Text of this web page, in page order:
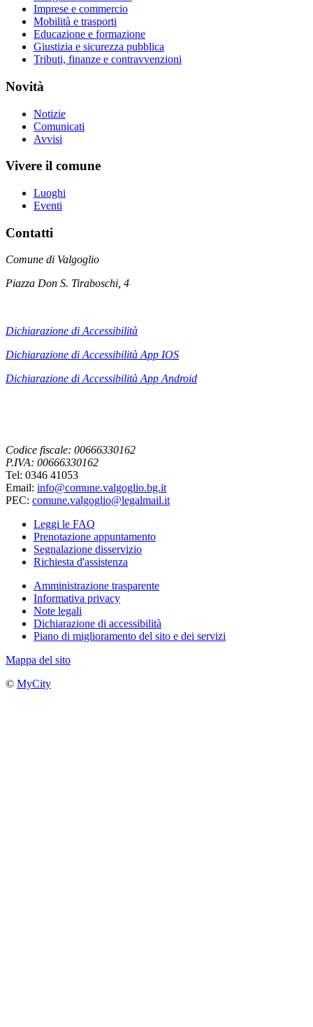
Imprese e commercio
Mobilità e trasporti
Educazione e formazione
Giustizia e sicurezza pubblica
Tributi, finanze e contravvenzioni
Novità
Notizie
Comunicati
Avvisi
Vivere il comune
Luoghi
Eventi
Contatti
Comune di Valgoglio
Piazza Don S. Tiraboschi, 4
Dichiarazione di Accessibilità
Dichiarazione di Accessibilità App IOS
Dichiarazione di Accessibilità AppAndroid
Codice fiscale: 00666330162
P.IVA: 00666330162
Tel: 0346 41053
Email: info@comune.valgoglio.bg.it
PEC: comune.valgoglio@legalmail.it
Leggi le FAQ
Prenotazione appuntamento
Segnalazione disservizio
Richiesta d'assistenza
Amministrazione trasparente
Informativa privacy
Note legali
Dichiarazione di accessibilità
Piano di miglioramento del sito e dei servizi
Mappa del sito
© MyCity